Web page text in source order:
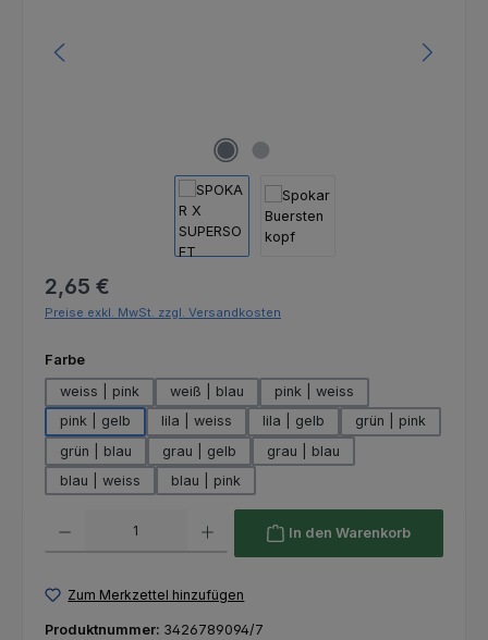
Regulärer Preis:
2,65 €
Preise exkl. MwSt. zzgl. Versandkosten
Farbeauswählen
weiss | pink
weiß | blau
pink | weiss
pink | gelb
lila | weiss lila | gelb
grün | pink
grün | blau
grau | gelb
grau | blau
blau | weiss
blau | pink
In den Warenkorb
Zum Merkzettel hinzufügen
Produktnummer: 3426789094/7